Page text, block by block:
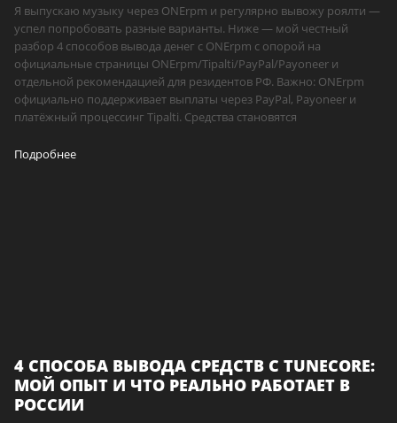
Я выпускаю музыку через ONErpm и регулярно вывожу роялти —
успел попробовать разные варианты. Ниже — мой честный
разбор 4 способов вывода денег с ONErpm с опорой на
официальные страницы ONErpm/Tipalti/PayPal/Payoneer и
отдельной рекомендацией для резидентов РФ. Важно: ONErpm
официально поддерживает выплаты через PayPal, Payoneer и
платёжный процессинг Tipalti. Средства становятся
Подробнее
4 СПОСОБА ВЫВОДА СРЕДСТВ С TUNECORE:
МОЙ ОПЫТ И ЧТО РЕАЛЬНО РАБОТАЕТ В
РОССИИ